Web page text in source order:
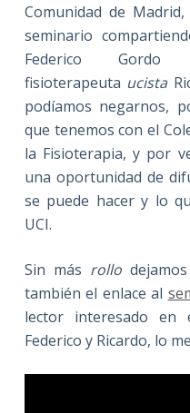
Comunidad de
seminario
Federico
fisioterapeuta ucista
podíamos negarnos,
que tenemos con el
la Fisioterapia, y por
una oportunidad de
se puede hacer y lo
UCI.
Sin más rollo
también el enlace al
lector interesado en
Federico y Ricardo, lo